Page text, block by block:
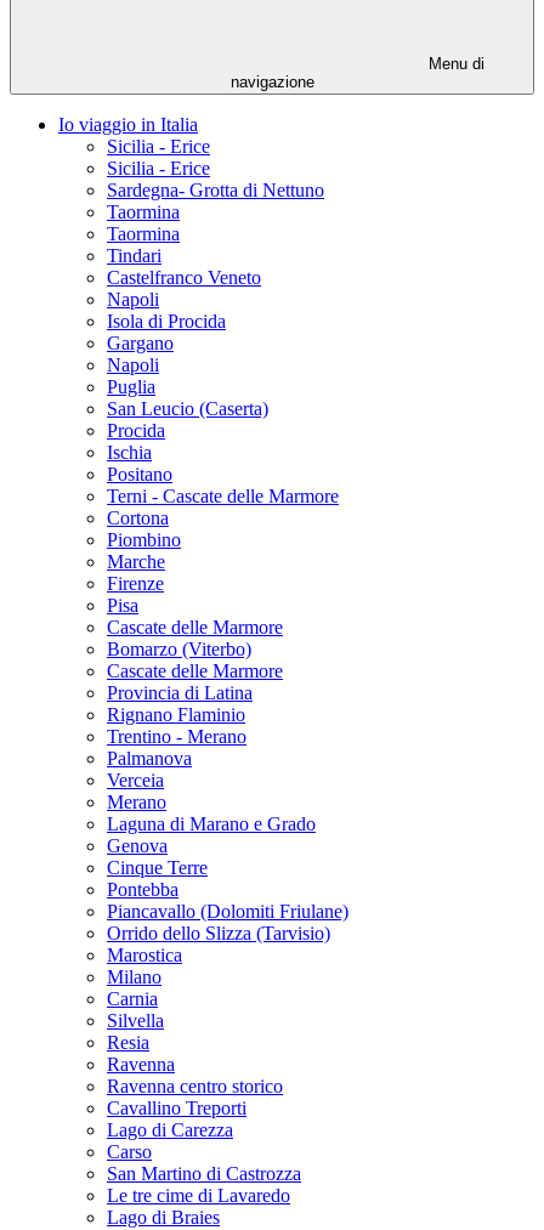
Menu di
navigazione
Io viaggio in Italia
Sicilia - Erice
Sicilia - Erice
Sardegna- Grotta di Nettuno
Taormina
Taormina
Tindari
Castelfranco Veneto
Napoli
Isola di Procida
Gargano
Napoli
Puglia
San Leucio (Caserta)
Procida
Ischia
Positano
Terni - Cascate delle Marmore
Cortona
Piombino
Marche
Firenze
Pisa
Cascate delle Marmore
Bomarzo (Viterbo)
Cascate delle Marmore
Provincia di Latina
Rignano Flaminio
Trentino - Merano
Palmanova
Verceia
Merano
Laguna di Marano e Grado
Genova
Cinque Terre
Pontebba
Piancavallo (Dolomiti Friulane)
Orrido dello Slizza (Tarvisio)
Marostica
Milano
Carnia
Silvella
Resia
Ravenna
Ravenna centro storico
Cavallino Treporti
Lago di Carezza
Carso
San Martino di Castrozza
Le tre cime di Lavaredo
Lago di Braies